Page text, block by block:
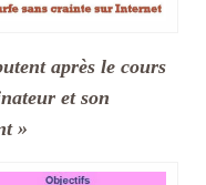
après le cours
et son
»